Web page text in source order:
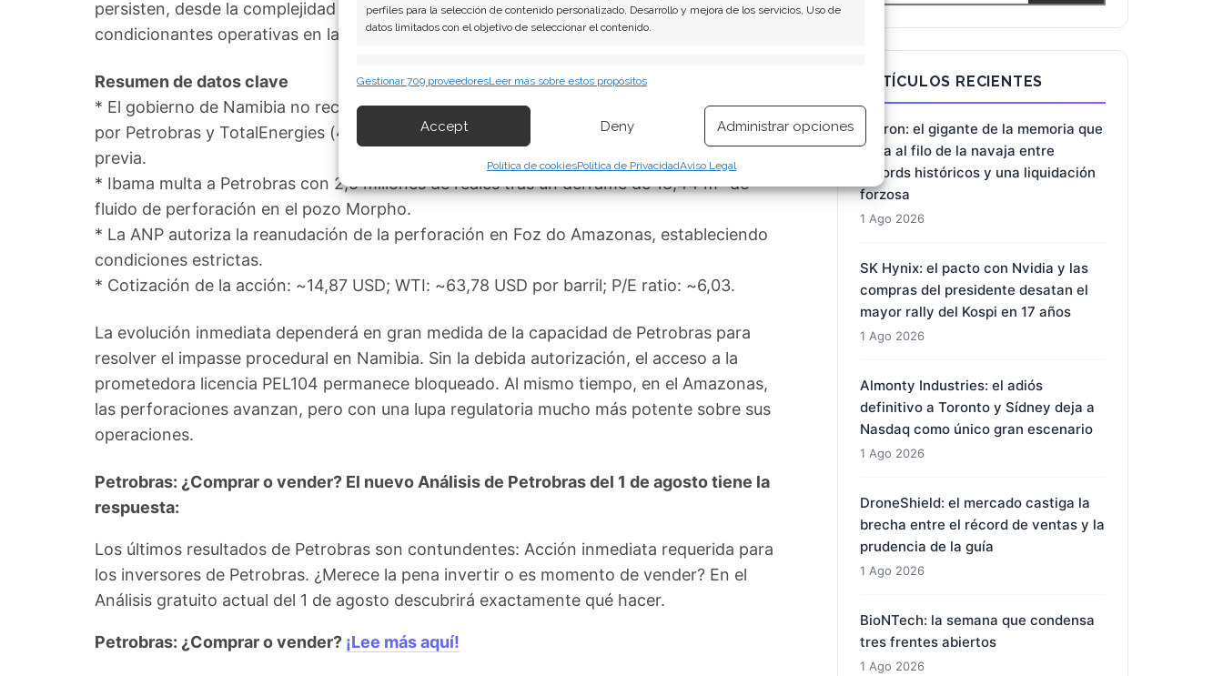
perfiles para la selección de contenido personalizado, Desarrollo y mejora de los servicios, Uso de
datos limitados con el objetivo de seleccionar el contenido.
información transmitida de forma automática.
Garantizar la seguridad, evitar y detectar fraudes, y eliminar
fallos, Ofrecer y presentar publicidad y contenido, Guardar y
comunicar las preferencias de privacidad.
Siempre activo
Gestionar 709 proveedoresLeer más sobre estos propósitos
Accept Deny Administrar opciones
Política de cookiesPolítica de PrivacidadAviso Legal
persisten, desde la complejidad de los permisos en Namibia hasta las estrictas
condicionantes operativas en la sensible región amazónica.
Resumen de datos clave
* El gobierno de Namibia no reconoce la compra de participaciones en la licencia PEL104
por Petrobras y TotalEnergies (42,5% cada una) por falta de aprobación ministerial
previa.
* Ibama multa a Petrobras con 2,5 millones de reales tras un derrame de 18,44 m³ de
fluido de perforación en el pozo Morpho.
* La ANP autoriza la reanudación de la perforación en Foz do Amazonas, estableciendo
condiciones estrictas.
* Cotización de la acción: ~14,87 USD; WTI: ~63,78 USD por barril; P/E ratio: ~6,03.
La evolución inmediata dependerá en gran medida de la capacidad de Petrobras para
resolver el impasse procedural en Namibia. Sin la debida autorización, el acceso a la
prometedora licencia PEL104 permanece bloqueado. Al mismo tiempo, en el Amazonas,
las perforaciones avanzan, pero con una lupa regulatoria mucho más potente sobre sus
operaciones.
Petrobras: ¿Comprar o vender? El nuevo Análisis de Petrobras del 1 de agosto tiene la
respuesta:
Los últimos resultados de Petrobras son contundentes: Acción inmediata requerida para
los inversores de Petrobras. ¿Merece la pena invertir o es momento de vender? En el
Análisis gratuito actual del 1 de agosto descubrirá exactamente qué hacer.
Petrobras: ¿Comprar o vender? ¡Lee más aquí!
ARTÍCULOS RECIENTES
Micron: el gigante de la memoria que
baila al filo de la navaja entre
récords históricos y una liquidación
forzosa
1 Ago 2026
SK Hynix: el pacto con Nvidia y las
compras del presidente desatan el
mayor rally del Kospi en 17 años
1 Ago 2026
Almonty Industries: el adiós
definitivo a Toronto y Sídney deja a
Nasdaq como único gran escenario
1 Ago 2026
DroneShield: el mercado castiga la
brecha entre el récord de ventas y la
prudencia de la guía
1 Ago 2026
BioNTech: la semana que condensa
tres frentes abiertos
1 Ago 2026